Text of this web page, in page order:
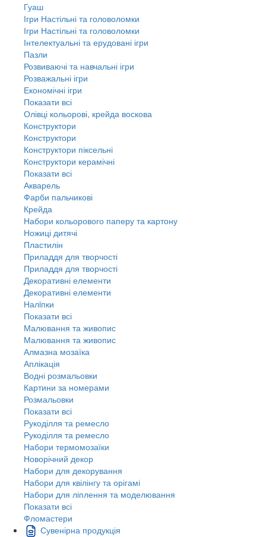
Гуаш
Ігри Настільні та головоломки
Ігри Настільні та головоломки
Інтелектуальні та ерудовані ігри
Пазли
Розвиваючі та навчальні ігри
Розважальні ігри
Економічні ігри
Показати всі
Олівці кольорові, крейда воскова
Конструктори
Конструктори
Конструктори піксельні
Конструктори керамічні
Показати всі
Акварель
Фарби пальчикові
Крейда
Набори кольорового паперу та картону
Ножиці дитячі
Пластилін
Приладдя для творчості
Приладдя для творчості
Декоративні елементи
Декоративні елементи
Налiпки
Показати всі
Малювання та живопис
Малювання та живопис
Алмазна мозаїка
Аплікація
Водні розмальовки
Картини за номерами
Розмальовки
Показати всі
Рукоділля та ремесло
Рукоділля та ремесло
Набори термомозаїки
Новорічний декор
Набори для декорування
Набори для квілінгу та орігамі
Набори для ліплення та моделювання
Показати всі
Фломастери
Сувенірна продукція